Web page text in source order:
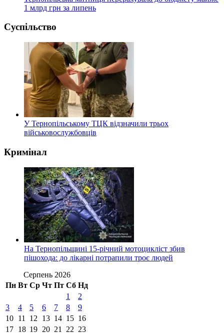
1 млрд грн за липень
Суспільство
У Тернопільському ТЦК відзначили трьох
військовослужбовців
Кримінал
На Тернопільщині 15-річний мотоцикліст збив
пішохода: до лікарні потрапили троє людей
Серпень 2026
Пн Вт Ср Чт Пт Сб Нд
1
2
3
4 5 6 7 8
9
10 11 12 13 14 15 16
17 18 19 20 21 22 23